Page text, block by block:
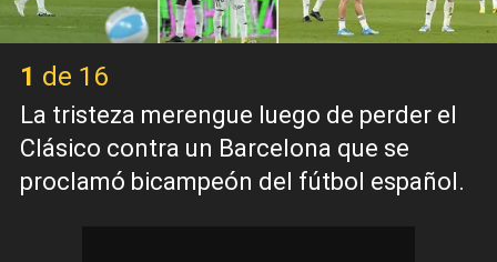
1 de 16
La tristeza merengue luego de perder el
Clásico contra un Barcelona que se
proclamó bicampeón del fútbol español.